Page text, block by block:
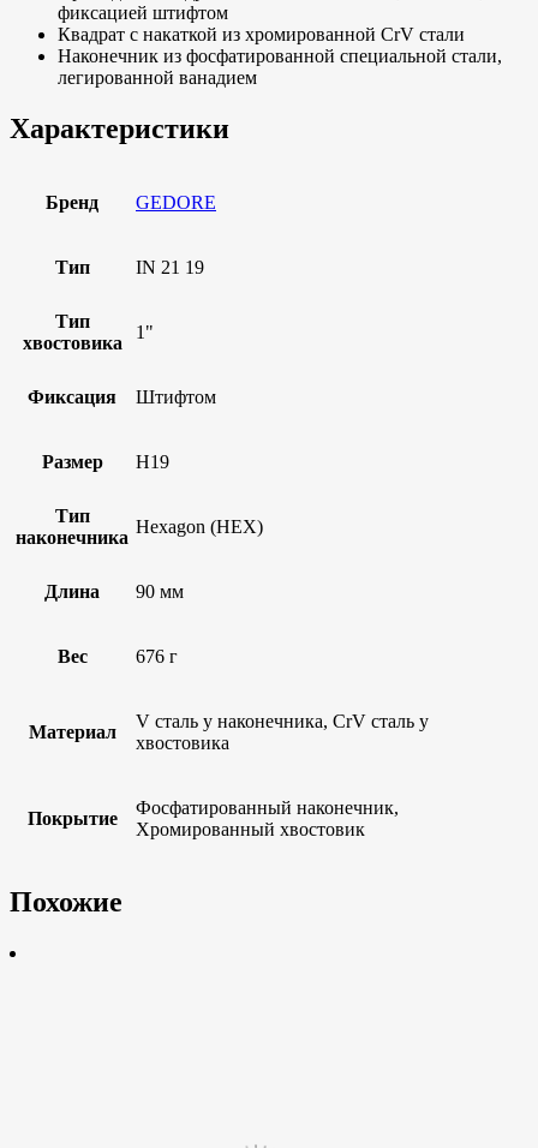
фиксацией штифтом
Квадрат с накаткой из хромированной CrV стали
Наконечник из фосфатированной специальной стали,
легированной ванадием
Характеристики
Бренд GEDORE
Тип IN 21 19
Тип
хвостовика
1"
Фиксация Штифтом
Размер H19
Тип
наконечника
Hexagon (HEX)
Длина 90 мм
Вес 676 г
Материал
V сталь у наконечника, CrV сталь у
хвостовика
Покрытие
Фосфатированный наконечник,
Хромированный хвостовик
Похожие